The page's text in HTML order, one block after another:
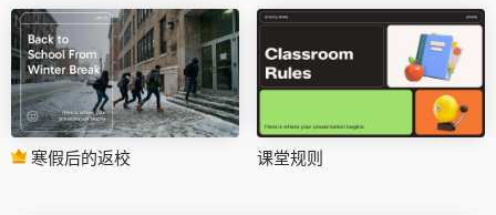
寒假后的返校 课堂规则